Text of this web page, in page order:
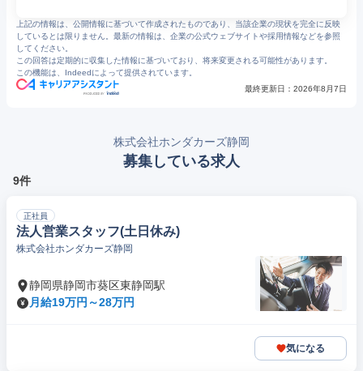
上記の情報は、公開情報に基づいて作成されたものであり、当該企業の現状を完全に反映
しているとは限りません。最新の情報は、企業の公式ウェブサイトや採用情報などを参照
してください。
この回答は定期的に収集した情報に基づいており、将来変更される可能性があります。
この機能は、Indeedによって提供されています。
最終更新日： 2026年8月7日
株式会社ホンダカーズ静岡
募集している求人
9件
正社員
法人営業スタッフ(土日休み)
株式会社ホンダカーズ静岡
静岡県静岡市葵区東静岡駅
月給19万円～28万円
気になる